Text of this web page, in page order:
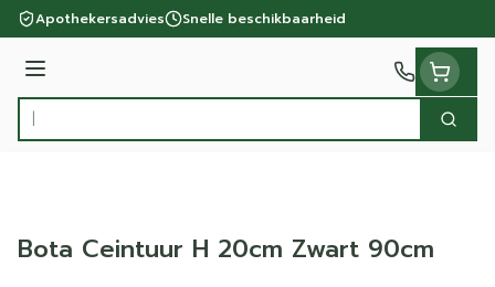
Ga naar de inhoud
Apothekersadvies Snelle beschikbaarheid
Menu
Product, merk, categorie...
Zoek
Bota Ceintuur H 20cm Zwart 90cm